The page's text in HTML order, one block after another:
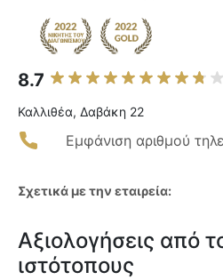
8.7
Καλλιθέα, Δαβάκη 22
Εμφάνιση αριθμού
Σχετικά με την εταιρεία:
Αξιολογήσεις από
ιστότοπους